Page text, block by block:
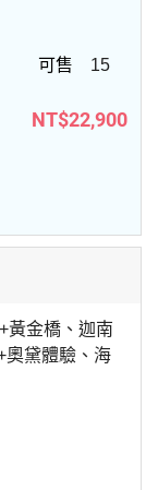
15
NT$22,900
黃金橋、迦南
奧黛體驗、海